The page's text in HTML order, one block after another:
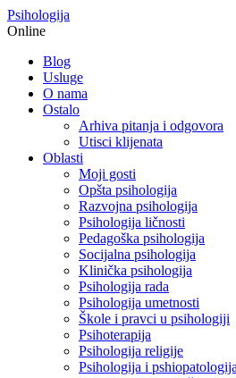
Psihologija
Online
Blog
Usluge
O nama
Ostalo
Arhiva pitanja i odgovora
Utisci klijenata
Oblasti
Moji gosti
Opšta psihologija
Razvojna psihologija
Psihologija ličnosti
Pedagoška psihologija
Socijalna psihologija
Klinička psihologija
Psihologija rada
Psihologija umetnosti
Škole i pravci u psihologiji
Psihoterapija
Psihologija religije
Psihologija i